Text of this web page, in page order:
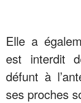
Elle a
est interdit
défunt à
ses proches